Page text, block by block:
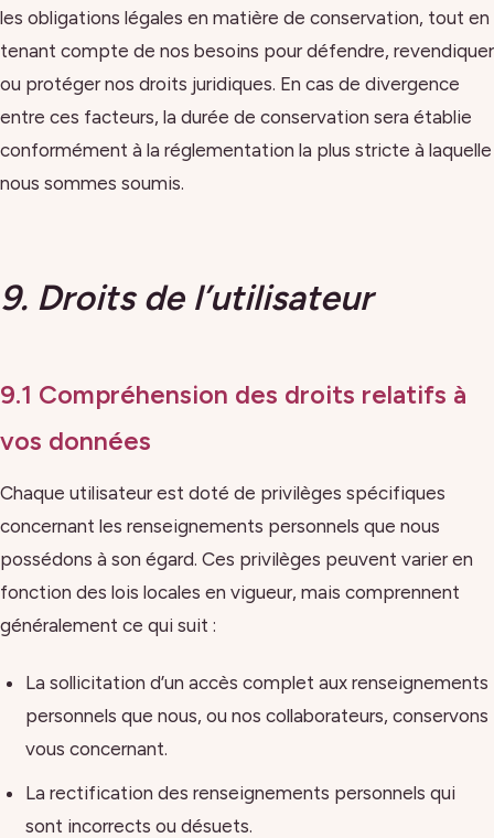
les obligations légales en matière de conservation, tout en
tenant compte de nos besoins pour défendre, revendiquer
ou protéger nos droits juridiques. En cas de divergence
entre ces facteurs, la durée de conservation sera établie
conformément à la réglementation la plus stricte à laquelle
nous sommes soumis.
9. Droits de l’utilisateur
9.1 Compréhension des droits relatifs à
vos données
Chaque utilisateur est doté de privilèges spécifiques
concernant les renseignements personnels que nous
possédons à son égard. Ces privilèges peuvent varier en
fonction des lois locales en vigueur, mais comprennent
généralement ce qui suit :
La sollicitation d’un accès complet aux renseignements
personnels que nous, ou nos collaborateurs, conservons
vous concernant.
La rectification des renseignements personnels qui
sont incorrects ou désuets.